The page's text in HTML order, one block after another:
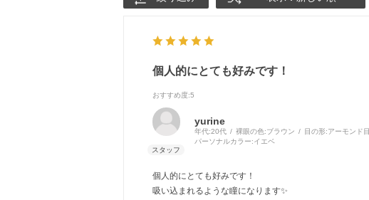
個人的にとても好みです！
おすすめ度:5
yurine
年代:20代 裸眼の色:ブラウン 目の形:アーモンド目
パーソナルカラー:イエベ
個人的にとても好みです！
吸い込まれるような瞳になります✨